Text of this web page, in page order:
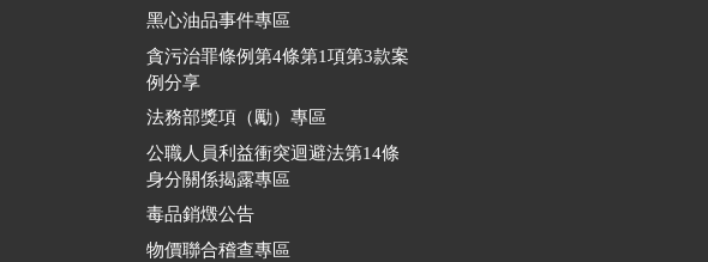
黑心油品事件專區
貪污治罪條例第4條第1項第3款案
例分享
法務部獎項（勵）專區
公職人員利益衝突迴避法第14條
身分關係揭露專區
毒品銷燬公告
物價聯合稽查專區